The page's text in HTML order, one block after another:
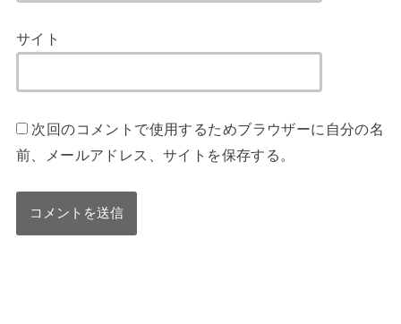
サイト
次回のコメントで使用するためブラウザーに自分の名
前、メールアドレス、サイトを保存する。